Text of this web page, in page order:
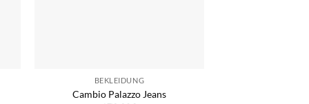
BEKLEIDUNG
Cambio Palazzo Jeans